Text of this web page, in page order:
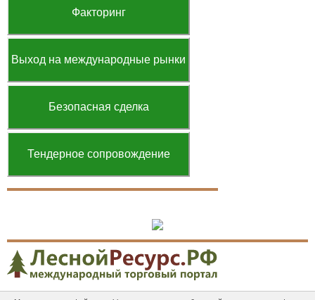
Факторинг
Выход на международные рынки
Безопасная сделка
Тендерное сопровождение